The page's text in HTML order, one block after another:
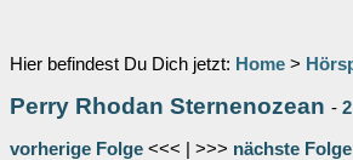
Hier befindest Du Dich jetzt: Home >
Perry Rhodan Sternenozean - 2
vorherige Folge <<< | >>> nächste Folge